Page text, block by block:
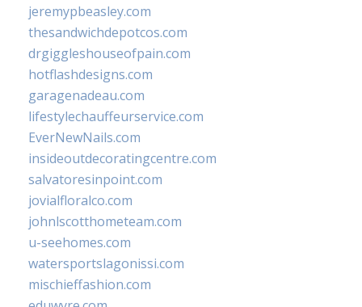
jeremypbeasley.com
thesandwichdepotcos.com
drgiggleshouseofpain.com
hotflashdesigns.com
garagenadeau.com
lifestylechauffeurservice.com
EverNewNails.com
insideoutdecoratingcentre.com
salvatoresinpoint.com
jovialfloralco.com
johnlscotthometeam.com
u-seehomes.com
watersportslagonissi.com
mischieffashion.com